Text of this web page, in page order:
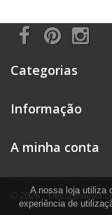
Categorias
Informação
© 2026 -
A minha conta
A nossa loja utiliza
experiência de